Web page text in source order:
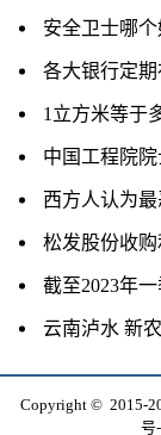
安全卫士哪
各大银行定
松发股份收
Copyright © 2015-
号